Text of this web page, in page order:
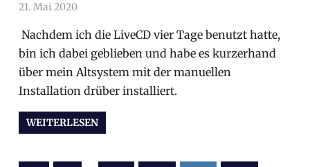
21. Mai 2020
Nachdem ich die LiveCD vier Tage benutzt hatte,
bin ich dabei geblieben und habe es kurzerhand
über mein Altsystem mit der manuellen
Installation drüber installiert.
WEITERLESEN